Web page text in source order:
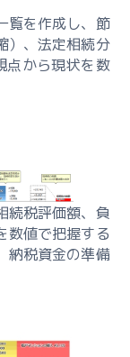
覧を作成し、節
）、法定相続分
点から現状を数
続税評価額、負
数値で把握する
納税資金の準備